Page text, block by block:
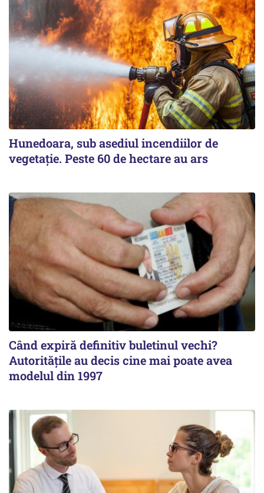
Hunedoara, sub asediul incendiilor de
vegetație. Peste 60 de hectare au ars
Când expiră definitiv buletinul vechi?
Autoritățile au decis cine mai poate avea
modelul din 1997